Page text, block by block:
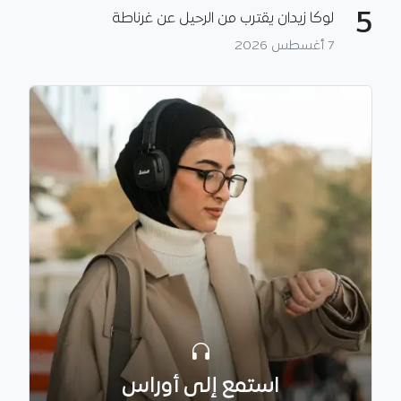
5 لوكا زيدان يقترب من الرحيل عن غرناطة
7 أغسطس 2026
استمع إلى أوراس